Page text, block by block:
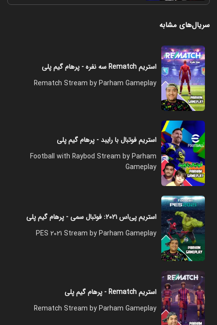
سریال‌های مشابه
استریم Rematch سه نفره - پرهام گیم پلی
Rematch Stream by Parham Gameplay
استریم فوتبال با رایبد - پرهام گیم پلی
Football with Raybod Stream by Parham
Gameplay
استریم پی‌اس ۲۰۲۱: فوتبال سمی - پرهام گیم پلی
PES 2021 Stream by Parham Gameplay
استریم Rematch - پرهام گیم پلی
Rematch Stream by Parham Gameplay